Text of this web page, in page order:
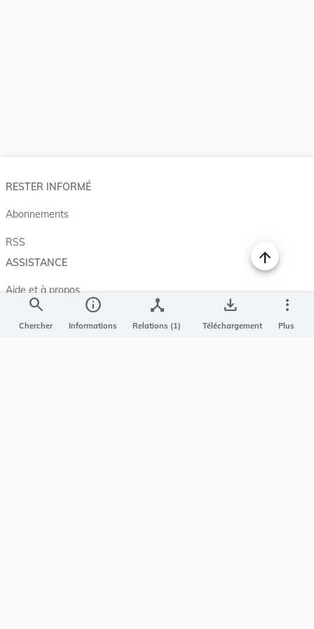
search
Chercher
info
Informations
device_hub
Relations (1)
save_alt
Téléchargement
more_vert
Plus
RESTER INFORMÉ
Abonnements
RSS
ASSISTANCE
Aide et à propos